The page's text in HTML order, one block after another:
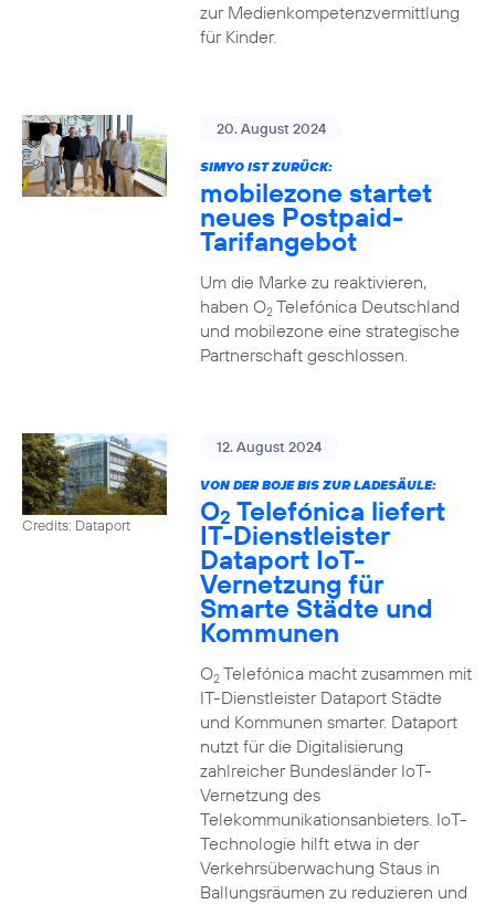
zur Medienkompetenzvermittlung
für Kinder.
20. August 2024
SIMYO IST ZURÜCK:
mobilezone startet
neues Postpaid-
Tarifangebot
Um die Marke zu reaktivieren,
haben O2Telefónica Deutschland
und mobilezone eine strategische
Partnerschaft geschlossen.
Credits: Dataport
12. August 2024
VON DER BOJE BIS ZUR LADESÄULE:
O2 Telefónica liefert
IT-Dienstleister
Dataport IoT-
Vernetzung für
Smarte Städte und
Kommunen
O2Telefónica macht zusammen mit
IT-Dienstleister Dataport Städte
und Kommunen smarter. Dataport
nutzt für die Digitalisierung
zahlreicher Bundesländer IoT-
Vernetzung des
Telekommunikationsanbieters. IoT-
Technologie hilft etwa in der
Verkehrsüberwachung Staus in
Ballungsräumen zu reduzieren und